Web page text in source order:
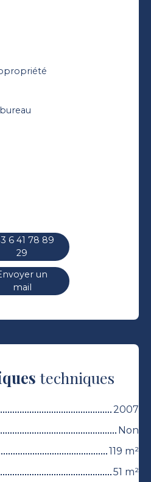
6 41 78 89
29
un
mail
techniques
2007
Non
119 m²
51 m²